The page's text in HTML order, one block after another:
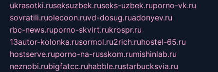
ukrasotki.ruseksuzbek.ruseks-uzbek.ruporno-vk.ru
sovratili.ruolecoon.ruvd-dosug.ruadonyev.ru
rbc-news.ruporno-skvirt.rukrospr.ru
13autor-kolonka.rusormol.ru2rich.ruhostel-65.ru
hostserve.ruporno-na-russkom.rumishinlab.ru
neznobi.rubigfatcc.ruhabble.rustarbucksvia.ru